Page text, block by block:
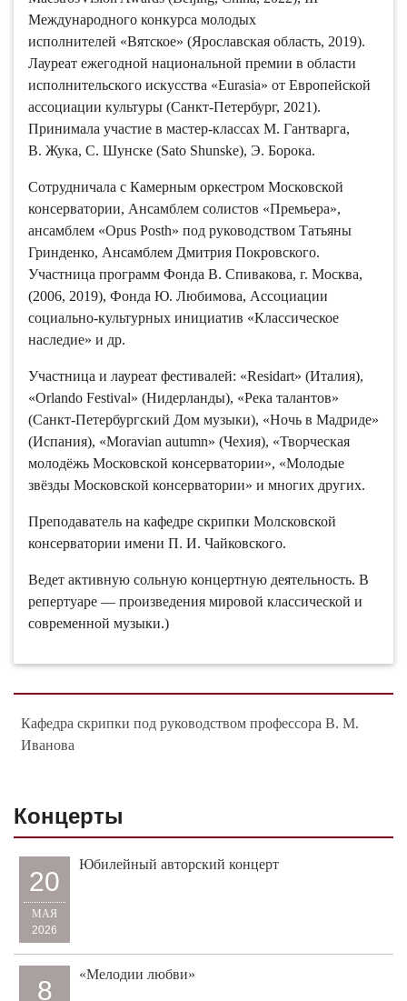
Кафедра скрипки под руководством профессора В. М.
Иванова
Международного конкурса молодых
исполнителей «Вятское» (Ярославская область, 2019).
Лауреат ежегодной национальной премии в области
исполнительского искусства «Eurasia» от Европейской
ассоциации культуры (Санкт-Петербург, 2021).
Принимала участие в мастер-классах М. Гантварга,
В. Жука, С. Шунске (Sato Shunske), Э. Борока.
Сотрудничала с Камерным оркестром Московской
консерватории, Ансамблем солистов «Премьера»,
ансамблем «Opus Posth» под руководством Татьяны
Гринденко, Ансамблем Дмитрия Покровского.
Участница программ Фонда В. Спивакова, г. Москва,
(2006, 2019), Фонда Ю. Любимова, Ассоциации
социально-культурных инициатив «Классическое
наследие» и др.
Участница и лауреат фестивалей: «Residart» (Италия),
«Orlando Festival» (Нидерланды), «Река талантов»
(Санкт-Петербургский Дом музыки), «Ночь в Мадриде»
(Испания), «Moravian autumn» (Чехия), «Творческая
молодëжь Московской консерватории», «Молодые
звëзды Московской консерватории» и многих других.
Преподаватель на кафедре скрипки Молсковской
консерватории имени П. И. Чайковского.
Ведет активную сольную концертную деятельность. В
репертуаре — произведения мировой классической и
современной музыки.)
Концерты
20
МАЯ
2026
Юбилейный авторский концерт
8
«Мелодии любви»